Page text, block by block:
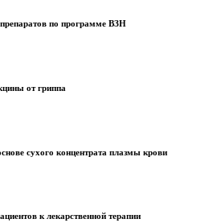
препаратов по программе ВЗН
от гриппа
сухого концентрата плазмы крови
к лекарственной терапии